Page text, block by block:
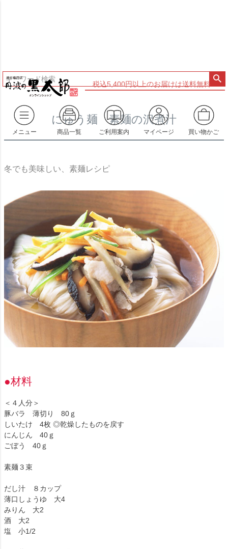
税込5,400円以上のお届けは送料無料
メニュー 商品一覧 ご利用案内 マイページ 買い物かご
にゅう麺 素麺の沢煮汁
冬でも美味しい、素麺レシピ
●材料
＜４人分＞
豚バラ 薄切り 80ｇ
しいたけ 4枚 ◎乾燥したものを戻す
にんじん 40ｇ
ごぼう 40ｇ
素麺３束
だし汁 ８カップ
薄口しょうゆ 大4
みりん 大2
酒 大2
塩 小1/2